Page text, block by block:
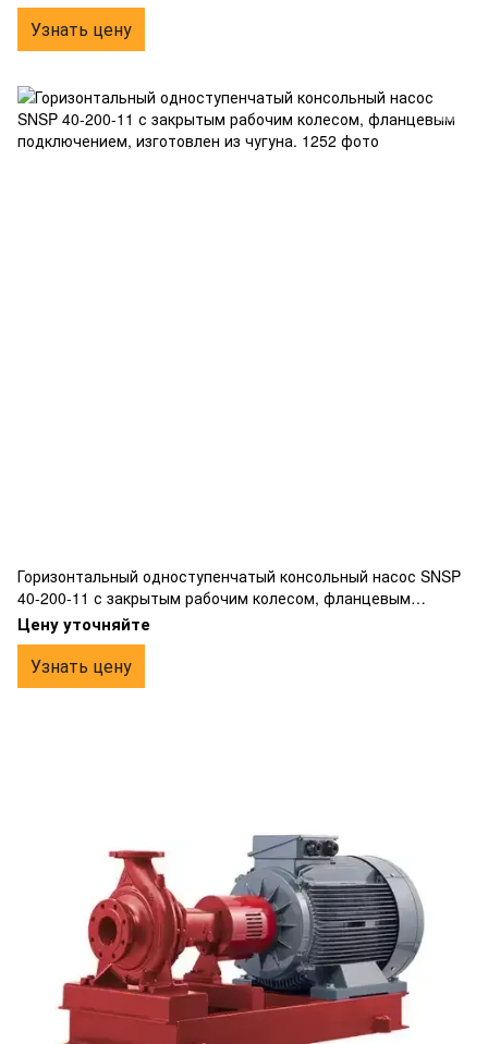
Узнать цену
Горизонтальный одноступенчатый консольный насос SNSP
40-200-11 с закрытым рабочим колесом, фланцевым
подключением, изготовлен из чугуна.
Цену уточняйте
Узнать цену